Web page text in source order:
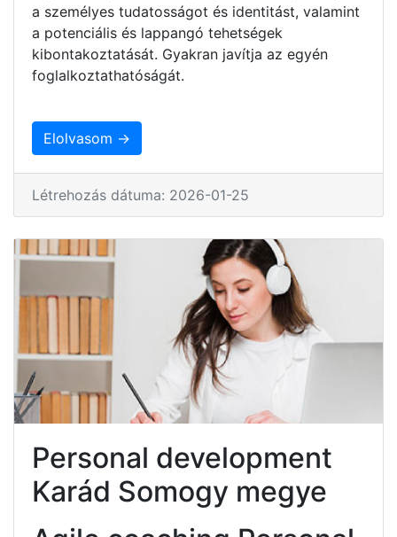
a személyes tudatosságot és identitást, valamint
a potenciális és lappangó tehetségek
kibontakoztatását. Gyakran javítja az egyén
foglalkoztathatóságát.
Elolvasom →
Létrehozás dátuma: 2026-01-25
Personal development
Karád Somogy megye